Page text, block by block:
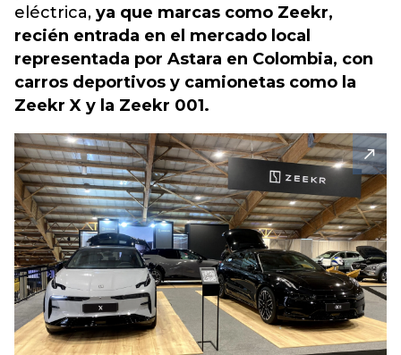
eléctrica, ya que marcas como Zeekr,
recién entrada en el mercado local
representada por Astara en Colombia, con
carros deportivos y camionetas como la
Zeekr X y la Zeekr 001.